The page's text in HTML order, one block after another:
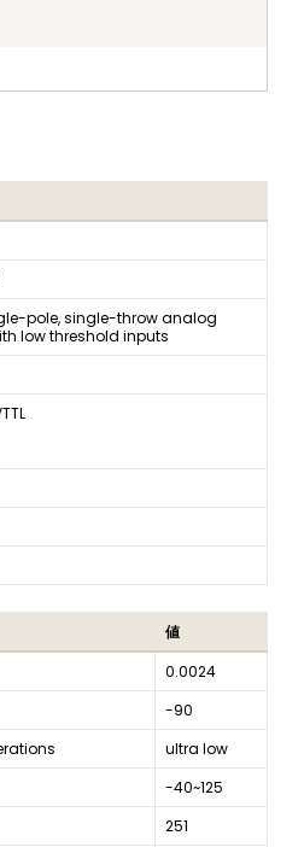
pole, single-throw analog
low threshold inputs
値
0.0024
-90
ultra low
-40~125
251